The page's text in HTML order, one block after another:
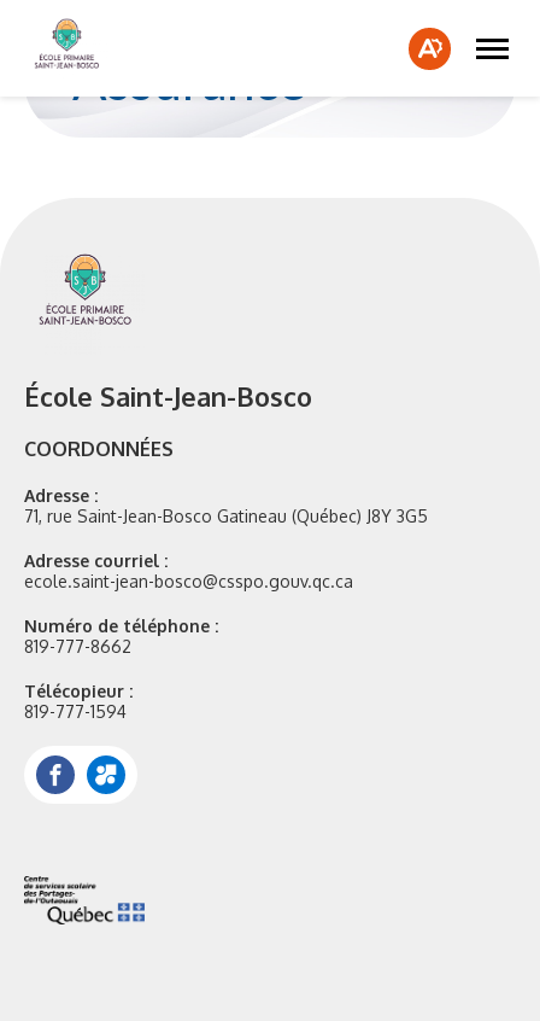
Ouvrir
la
la
site
Assurance
École Saint-Jean-Bosco
COORDONNÉES
Adresse :
71, rue Saint-Jean-Bosco Gatineau (Québec) J8Y 3G5
Adresse courriel :
ecole.saint-jean-bosco@csspo.gouv.qc.ca
Numéro de téléphone :
819-777-8662
Télécopieur :
819-777-1594
Facebook
Portail
Mozaik